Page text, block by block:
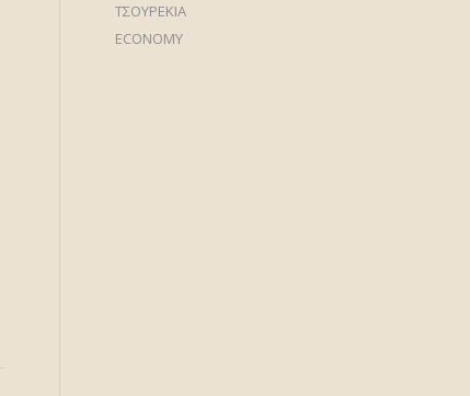
ΤΣΟΥΡΕΚΙΑ
ECONOMY